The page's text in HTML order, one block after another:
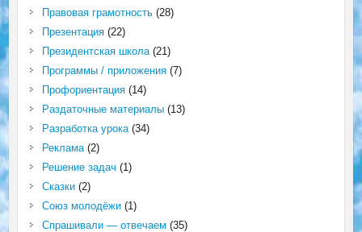
Правовая грамотность(28)
Презентация(22)
Президентская школа(21)
Программы / приложения(7)
Профориентация(14)
Раздаточные материалы(13)
Разработка урока(34)
Реклама(2)
Решение задач (1)
Сказки(2)
Союз молодёжи(1)
Спрашивали — отвечаем (35)